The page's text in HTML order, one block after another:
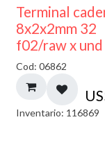
Terminal
8x2x2mm 32
f02/raw x und
Cod: 06862
Inventario: 116869